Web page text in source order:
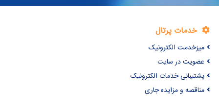
خدمات پرتال
میزخدمت الکترونیک
عضویت در سایت
پشتیبانی خدمات الکترونیک
مناقصه و مزایده جاری